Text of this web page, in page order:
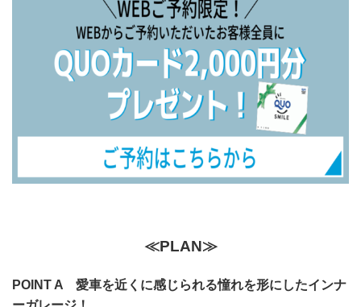
≪PLAN≫
POINT A 愛車を近くに感じられる憧れを形にしたインナ